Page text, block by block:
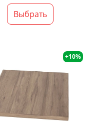
Выбрать
+10%